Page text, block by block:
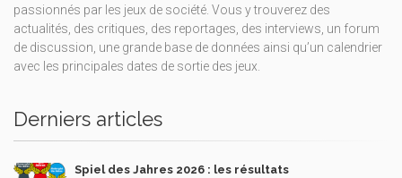
passionnés par les jeux de société. Vous y trouverez des
actualités, des critiques, des reportages, des interviews, un forum
de discussion, une grande base de données ainsi qu’un calendrier
avec les principales dates de sortie des jeux.
Derniers articles
Spiel des Jahres 2026 : les résultats